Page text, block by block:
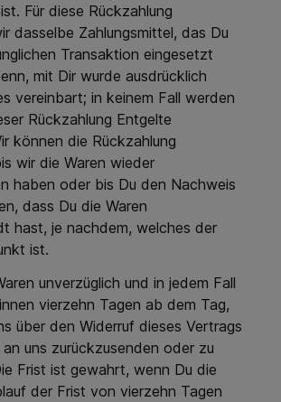
Für diese Rückzahlung
dasselbe Zahlungsmittel, das Du
Transaktion eingesetzt
mit Dir wurde ausdrücklich
vereinbart; in keinem Fall werden
Rückzahlung Entgelte
können die Rückzahlung
wir die Waren wieder
haben oder bis Du den Nachweis
dass Du die Waren
hast, je nachdem, welches der
ist.
unverzüglich und in jedem Fall
vierzehn Tagen ab dem Tag,
über den Widerruf dieses Vertrags
uns zurückzusenden oder zu
Frist ist gewahrt, wenn Du die
der Frist von vierzehn Tagen